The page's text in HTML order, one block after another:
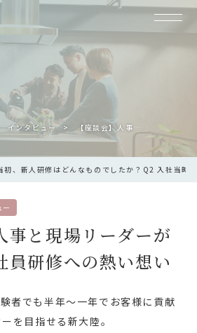
インタビュー 【座談会】人事と現場リーダーが語る、新入社員研修への熱い想い
、新人研修はどんなものでしたか？ Q2 入社当時
事と現場リーダーが
員研修への熱い想い
者でも半年〜一年でお客様に貢献
を目指せる新大陸。